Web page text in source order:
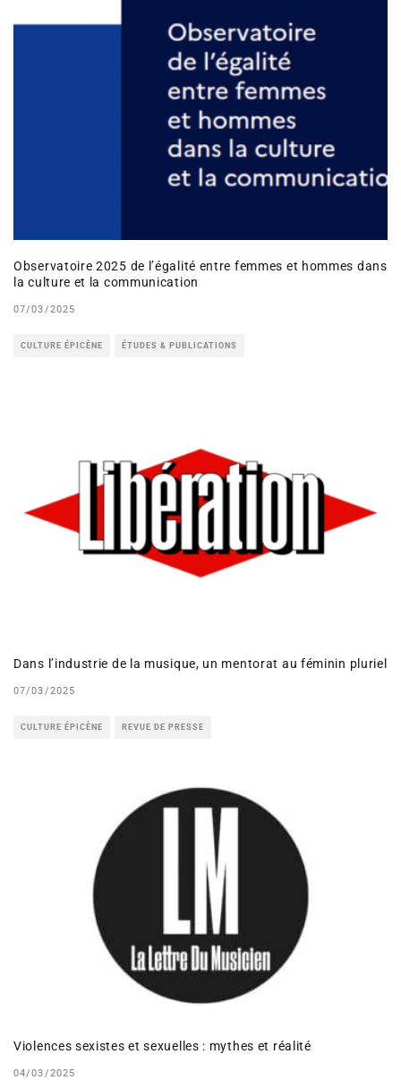
Observatoire 2025 de l’égalité entre femmes et hommes dans
la culture et la communication
07/03/2025
CULTURE ÉPICÈNE ÉTUDES & PUBLICATIONS
Dans l’industrie de la musique, un mentorat au féminin pluriel
07/03/2025
CULTURE ÉPICÈNE REVUE DE PRESSE
Violences sexistes et sexuelles : mythes et réalité
04/03/2025